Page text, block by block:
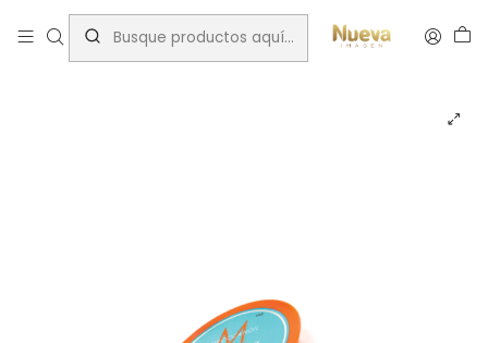
Inicio Tratamientos capilares Marcas Moroccanoil
MASK HAIR REPAIR 250ML MOROCCANOIL